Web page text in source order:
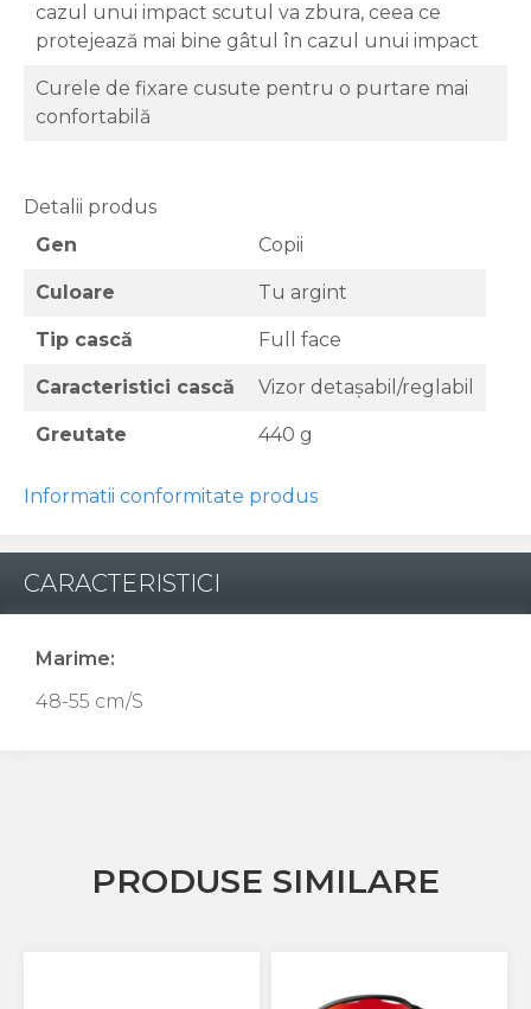
cazul unui impact scutul va zbura, ceea ce
protejează mai bine gâtul în cazul unui impact
Curele de fixare cusute pentru o purtare mai
confortabilă
Detalii produs
Gen
Copii
Culoare Tu argint
Tip cască Full face
Caracteristici cască Vizor detașabil/reglabil
Greutate 440 g
Informatii conformitate produs
CARACTERISTICI
Marime:
48-55 cm/S
PRODUSE SIMILARE